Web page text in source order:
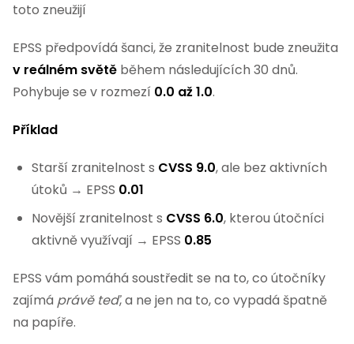
toto zneužijí
EPSS předpovídá šanci, že zranitelnost bude zneužita
v reálném světě během následujících 30 dnů.
Pohybuje se v rozmezí 0.0 až 1.0.
Příklad
Starší zranitelnost s CVSS 9.0, ale bez aktivních
útoků → EPSS 0.01
Novější zranitelnost s CVSS 6.0, kterou útočníci
aktivně využívají → EPSS 0.85
EPSS vám pomáhá soustředit se na to, co útočníky
zajímá právě teď, a ne jen na to, co vypadá špatně
na papíře.